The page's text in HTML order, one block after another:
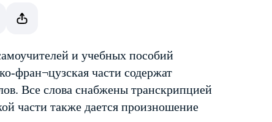
и учебных пособий
фран¬цузская части содержат
Все слова снабжены транскрипцией
части также дается произношение